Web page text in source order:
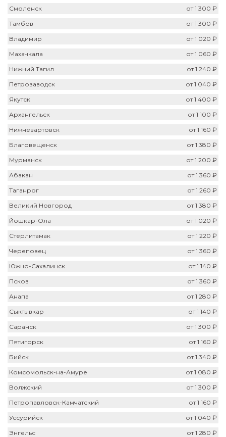
Смоленск
от 1 300 ₽
Тамбов
от 1 300 ₽
Владимир
от 1 020 ₽
Махачкала
от 1 060 ₽
Нижний Тагил
от 1 240 ₽
Петрозаводск
от 1 040 ₽
Якутск
от 1 400 ₽
Архангельск
от 1 100 ₽
Нижневартовск
от 1 160 ₽
Благовещенск
от 1 380 ₽
Мурманск
от 1 200 ₽
Абакан
от 1 360 ₽
Таганрог
от 1 260 ₽
Великий Новгород
от 1 380 ₽
Йошкар-Ола
от 1 020 ₽
Стерлитамак
от 1 220 ₽
Череповец
от 1 360 ₽
Южно-Сахалинск
от 1 140 ₽
Псков
от 1 360 ₽
Анапа
от 1 280 ₽
Сыктывкар
от 1 140 ₽
Саранск
от 1 300 ₽
Пятигорск
от 1 160 ₽
Бийск
от 1 340 ₽
Комсомольск-на-Амуре
от 1 080 ₽
Волжский
от 1 300 ₽
Петропавловск-Камчатский
от 1 160 ₽
Уссурийск
от 1 040 ₽
Энгельс
от 1 280 ₽